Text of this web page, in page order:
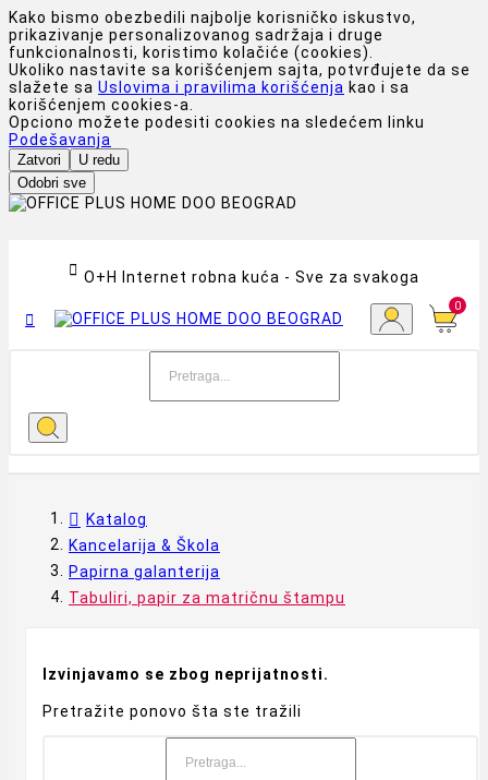
Kako bismo obezbedili najbolje korisničko iskustvo,
prikazivanje personalizovanog sadržaja i druge
funkcionalnosti, koristimo kolačiće (cookies).
Ukoliko nastavite sa korišćenjem sajta, potvrđujete da se
slažete sa Uslovima i pravilima korišćenja kao i sa
korišćenjem cookies-a.
Opciono možete podesiti cookies na sledećem linku
Podešavanja
Zatvori
U redu
Odobri sve
 O+H Internet robna kuća - Sve za svakoga

0
Katalog
Kancelarija & Škola
Papirna galanterija
Tabuliri, papir za matričnu štampu
Izvinjavamo se zbog neprijatnosti.
Pretražite ponovo šta ste tražili